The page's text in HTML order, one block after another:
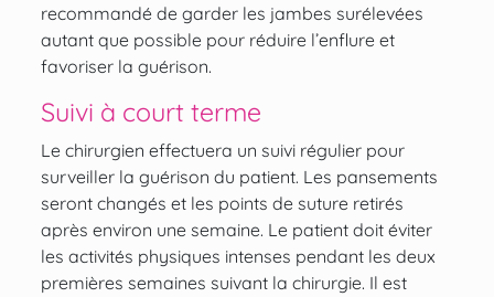
recommandé de garder les jambes surélevées
autant que possible pour réduire l’enflure et
favoriser la guérison.
Suivi à court terme
Le chirurgien effectuera un suivi régulier pour
surveiller la guérison du patient. Les pansements
seront changés et les points de suture retirés
après environ une semaine. Le patient doit éviter
les activités physiques intenses pendant les deux
premières semaines suivant la chirurgie. Il est